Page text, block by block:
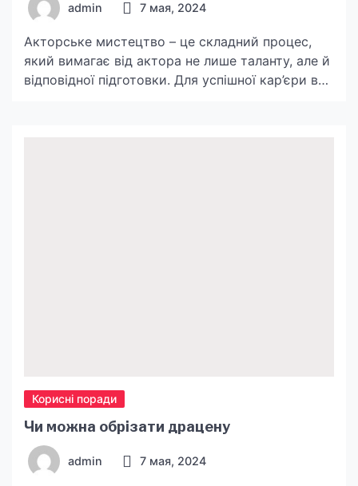
admin 7 мая, 2024
Акторське мистецтво – це складний процес,
який вимагає від актора не лише таланту, але й
відповідної підготовки. Для успішної кар’єри в
Корисні поради
Чи можна обрізати драцену
admin 7 мая, 2024